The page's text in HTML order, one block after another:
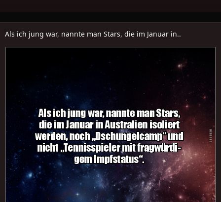
Als ich jung war, nannte man Stars, die im Januar in..